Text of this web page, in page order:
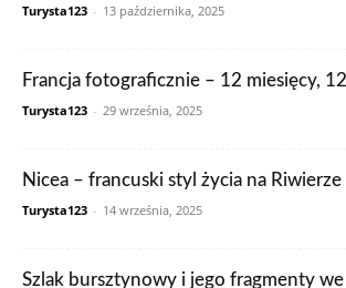
Turysta123 - 13 października, 2025
Francja fotograficznie – 12 miesięcy,
Turysta123 - 29 września, 2025
Nicea – francuski styl życia na Riwierze
Turysta123 - 14 września, 2025
Szlak bursztynowy i jego fragmenty we